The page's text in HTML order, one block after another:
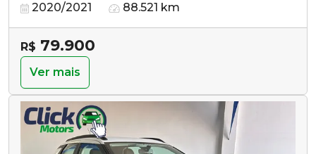
2020/2021 88.521 km
R$ 79.900
Ver mais